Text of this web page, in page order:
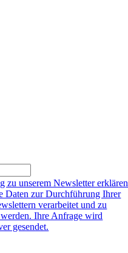
zu unserem Newsletter erklären
Daten zur Durchführung Ihrer
verarbeitet und zu
Ihre Anfrage wird
gesendet.